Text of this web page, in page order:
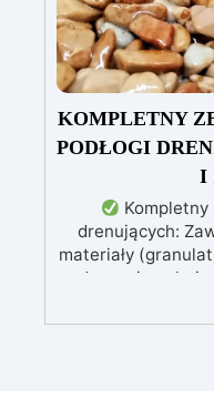
KOMPLETNY
PODŁOGI
I
drenujących:
materiały
do powierzchni
Łatwy w
zapewniają